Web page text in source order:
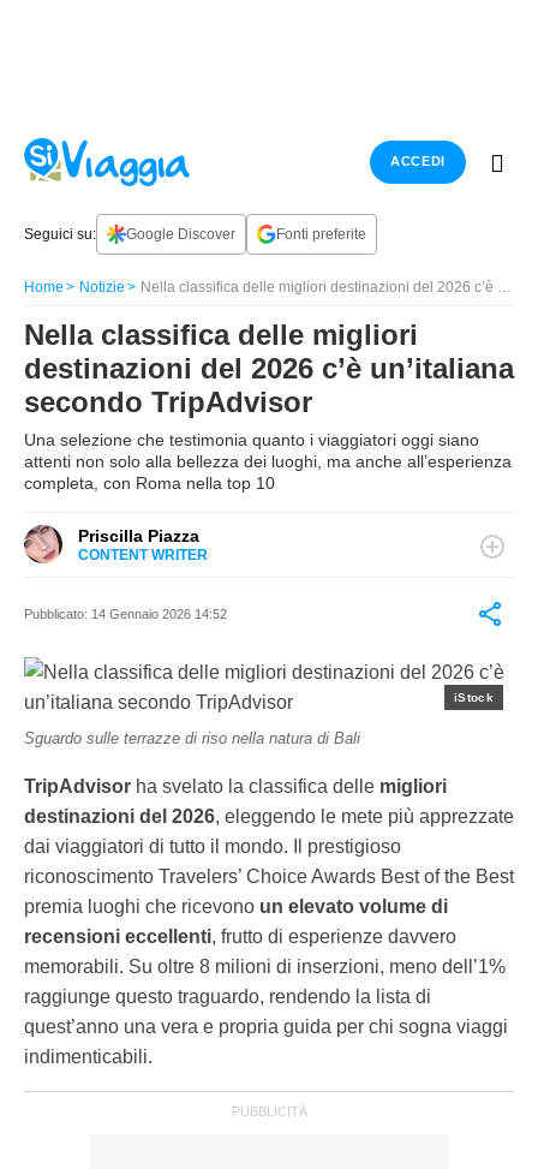
ACCEDI
Seguici su: Google Discover Fonti preferite
Home Notizie Nella classifica delle migliori destinazioni del 2026 c’è un’italiana secondo TripAdvisor
Nella classifica delle migliori
destinazioni del 2026 c’è un’italiana
secondo TripAdvisor
Una selezione che testimonia quanto i viaggiatori oggi siano
attenti non solo alla bellezza dei luoghi, ma anche all’esperienza
completa, con Roma nella top 10
Priscilla Piazza
CONTENT WRITER
freelance
Pubblicato: 14 Gennaio 2026 14:52
iStock
Sguardo sulle terrazze di riso nella natura di Bali
TripAdvisor ha svelato la classifica delle migliori
destinazioni del 2026, eleggendo le mete più apprezzate
dai viaggiatori di tutto il mondo. Il prestigioso
riconoscimento Travelers’ Choice Awards Best of the Best
premia luoghi che ricevono un elevato volume di
recensioni eccellenti, frutto di esperienze davvero
memorabili. Su oltre 8 milioni di inserzioni, meno dell’1%
raggiunge questo traguardo, rendendo la lista di
quest’anno una vera e propria guida per chi sogna viaggi
indimenticabili.